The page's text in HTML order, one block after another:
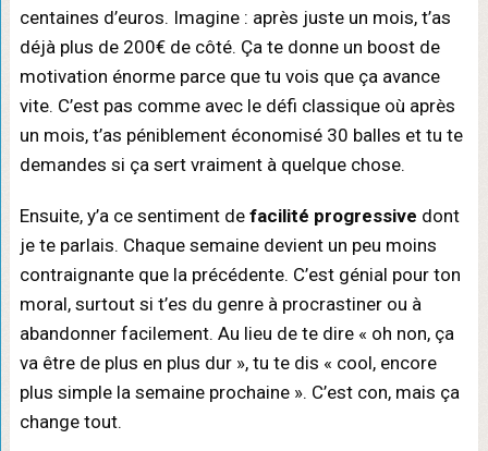
centaines d’euros. Imagine : après juste un mois, t’as
déjà plus de 200€ de côté. Ça te donne un boost de
motivation énorme parce que tu vois que ça avance
vite. C’est pas comme avec le défi classique où après
un mois, t’as péniblement économisé 30 balles et tu te
demandes si ça sert vraiment à quelque chose.
Ensuite, y’a ce sentiment de facilité progressive dont
je te parlais. Chaque semaine devient un peu moins
contraignante que la précédente. C’est génial pour ton
moral, surtout si t’es du genre à procrastiner ou à
abandonner facilement. Au lieu de te dire « oh non, ça
va être de plus en plus dur », tu te dis « cool, encore
plus simple la semaine prochaine ». C’est con, mais ça
change tout.